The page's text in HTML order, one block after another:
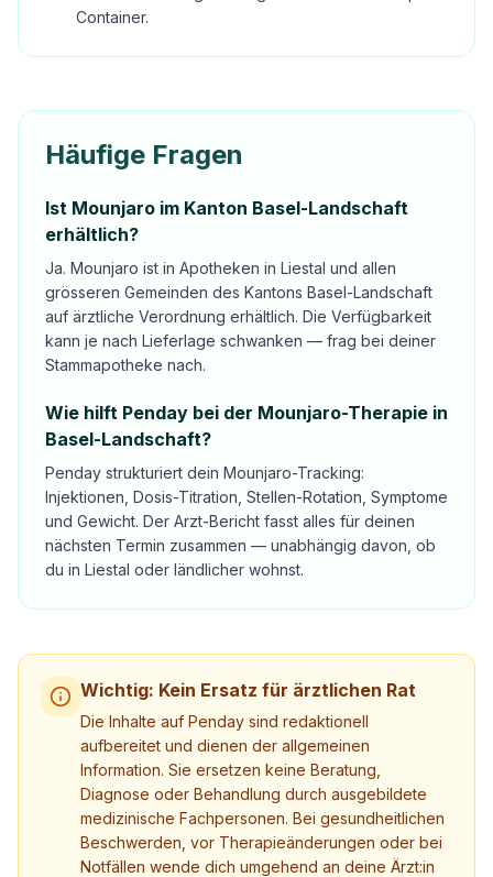
Container.
Häufige Fragen
Ist Mounjaro im Kanton Basel-Landschaft
erhältlich?
Ja. Mounjaro ist in Apotheken in Liestal und allen
grösseren Gemeinden des Kantons Basel-Landschaft
auf ärztliche Verordnung erhältlich. Die Verfügbarkeit
kann je nach Lieferlage schwanken — frag bei deiner
Stammapotheke nach.
Wie hilft Penday bei der Mounjaro-Therapie in
Basel-Landschaft?
Penday strukturiert dein Mounjaro-Tracking:
Injektionen, Dosis-Titration, Stellen-Rotation, Symptome
und Gewicht. Der Arzt-Bericht fasst alles für deinen
nächsten Termin zusammen — unabhängig davon, ob
du in Liestal oder ländlicher wohnst.
Wichtig: Kein Ersatz für ärztlichen Rat
Die Inhalte auf Penday sind redaktionell
aufbereitet und dienen der allgemeinen
Information. Sie ersetzen keine Beratung,
Diagnose oder Behandlung durch ausgebildete
medizinische Fachpersonen. Bei gesundheitlichen
Beschwerden, vor Therapieänderungen oder bei
Notfällen wende dich umgehend an deine Ärzt:in